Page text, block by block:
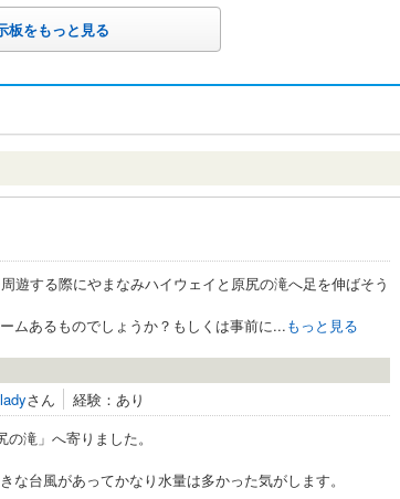
板をもっと見る
遊する際にやまなみハイウェイと原尻の滝へ足を伸ばそう
ムあるものでしょうか？もしくは事前に...もっと見る
さん
経験：あり
滝」へ寄りました。
台風があってかなり水量は多かった気がします。